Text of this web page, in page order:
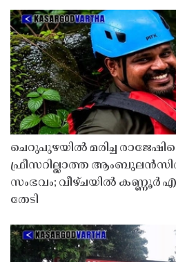
ചെറുപുഴയിൽ മരിച്ച
ഫ്രീസറില്ലാത്ത
സംഭവം; വീഴ്ചയിൽ കണ്ണൂർ
തേടി